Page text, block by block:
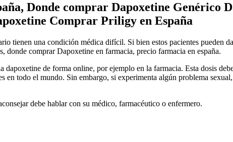
Donde comprar Dapoxetine Genérico
Comprar Priligy en España
tienen una condición médica difícil. Si bien estos pacientes pueden
donde comprar Dapoxetine en farmacia, precio farmacia en españa.
dapoxetine de forma online, por ejemplo en la farmacia. Esta dosis
todo el mundo. Sin embargo, si experimenta algún problema
debe hablar con su médico, farmacéutico o enfermero.